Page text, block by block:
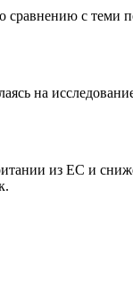
с теми
на
из ЕС и